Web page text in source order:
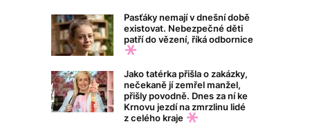
Pasťáky nemají v dnešní době
existovat. Nebezpečné děti
patří do vězení, říká odbornice
Jako tatérka přišla o zakázky,
nečekaně jí zemřel manžel,
přišly povodně. Dnes za ní ke
Krnovu jezdí na zmrzlinu lidé
z celého kraje